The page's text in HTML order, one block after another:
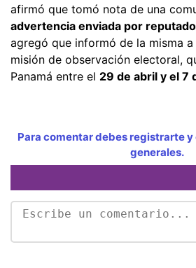
afirmó que tomó nota de una
advertencia enviada por
agregó que informó de la misma
misión de observación electoral,
Panamá entre el 29 de abril y el 7
Para comentar debes registrarte
generales.